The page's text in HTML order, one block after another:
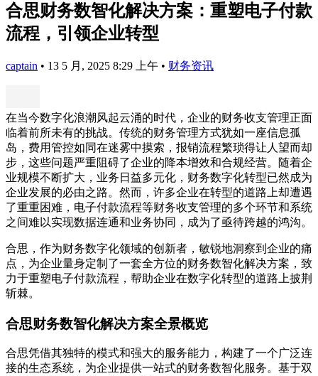
合思财务数智化解决方案：重塑电子付款
流程，引领企业转型
captain • 13 5 月, 2025 8:29 上午 • 财务资讯
在当今数字化浪潮风起云涌的时代，企业的财务收支管理正面
临着前所未有的挑战。传统的财务管理方式犹如一座信息孤
岛，费用管控如同在迷雾中摸索，报销流程繁琐得让人望而却
步，这些问题严重阻碍了企业的降本增效和合规经营。随着企
业规模不断扩大，业务日益多元化，财务数字化转型已然成为
企业发展的必由之路。然而，许多企业在转型的道路上却遭遇
了重重困难，电子付款流程等财务收支管理的多个环节和系统
之间难以实现数据连通和业务协同，成为了亟待跨越的鸿沟。
合思，作为财务数字化领域的创新者，敏锐地洞察到企业的痛
点，为企业量身定制了一套全方位的财务数智化解决方案，致
力于重塑电子付款流程，帮助企业在数字化转型的道路上披荆
斩棘。
合思财务数智化解决方案全景概览
合思凭借其独特的模式和强大的服务能力，构建了一个广泛连
接的生态系统，为企业提供一站式的财务数智化服务。基于双